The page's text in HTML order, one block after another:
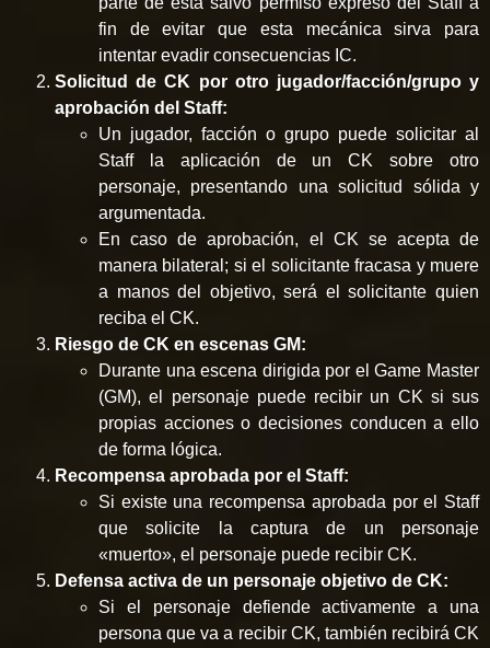
fin de evitar que esta mecánica sirva para
intentar evadir consecuencias IC.
Solicitud de CK por otro jugador/facción/grupo y
aprobación del Staff:
Un jugador, facción o grupo puede solicitar al
Staff la aplicación de un CK sobre otro
personaje, presentando una solicitud sólida y
argumentada.
En caso de aprobación, el CK se acepta de
manera bilateral; si el solicitante fracasa y muere
a manos del objetivo, será el solicitante quien
reciba el CK.
Riesgo de CK en escenas GM:
Durante una escena dirigida por el Game Master
(GM), el personaje puede recibir un CK si sus
propias acciones o decisiones conducen a ello
de forma lógica.
Recompensa aprobada por el Staff:
Si existe una recompensa aprobada por el Staff
que solicite la captura de un personaje
«muerto», el personaje puede recibir CK.
Defensa activa de un personaje objetivo de CK:
Si el personaje defiende activamente a una
persona que va a recibir CK, también recibirá CK